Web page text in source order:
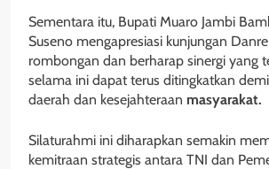
Sementara itu, Bupati Muaro Jambi
Suseno mengapresiasi kunjungan
rombongan dan berharap sinergi yang
selama ini dapat terus ditingkatkan
daerah dan kesejahteraan masyarakat.
Silaturahmi ini diharapkan semakin
kemitraan strategis antara TNI dan